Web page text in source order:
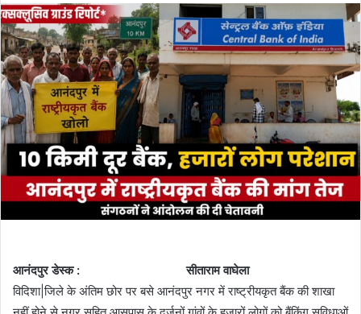
email
आनंदपुर डेस्क : सीताराम वाघेला
विदिशा|जिले के अंतिम छोर पर बसे आनंदपुर नगर में राष्ट्रीयकृत बैंक की शाखा